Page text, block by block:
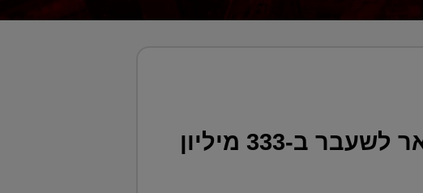
אמיר דיין רוכש שני בתי מלון מראש ממשלת קטאר לשעבר ב-333 מיליון